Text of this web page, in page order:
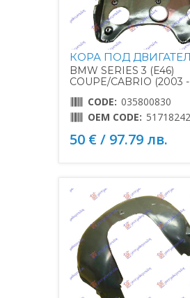
КОРА ПОД ДВИГАТЕЛ
BMW SERIES 3 (E46)
COUPE/CABRIO (2003
CODE: 035800830
OEM CODE:
50 € / 97.79 лв.